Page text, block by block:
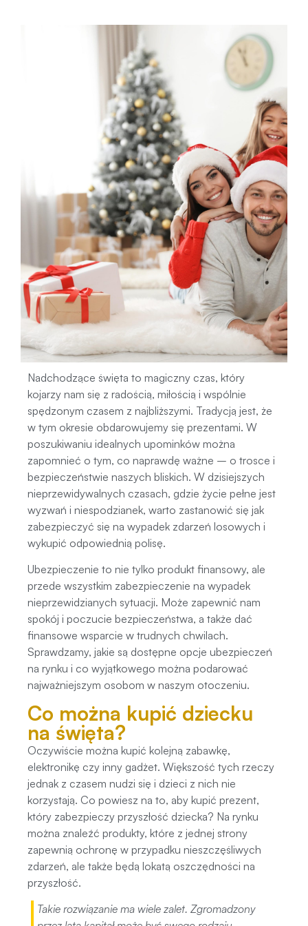
Nadchodzące święta to magiczny czas, który
kojarzy nam się z radością, miłością i wspólnie
spędzonym czasem z najbliższymi. Tradycją jest, że
w tym okresie obdarowujemy się prezentami. W
poszukiwaniu idealnych upominków można
zapomnieć o tym, co naprawdę ważne – o trosce i
bezpieczeństwie naszych bliskich. W dzisiejszych
nieprzewidywalnych czasach, gdzie życie pełne jest
wyzwań i niespodzianek, warto zastanowić się jak
zabezpieczyć się na wypadek zdarzeń losowych i
wykupić odpowiednią polisę.
Ubezpieczenie to nie tylko produkt finansowy, ale
przede wszystkim zabezpieczenie na wypadek
nieprzewidzianych sytuacji. Może zapewnić nam
spokój i poczucie bezpieczeństwa, a także dać
finansowe wsparcie w trudnych chwilach.
Sprawdzamy, jakie są dostępne opcje ubezpieczeń
na rynku i co wyjątkowego można podarować
najważniejszym osobom w naszym otoczeniu.
Co można kupić dziecku
na święta?
Oczywiście można kupić kolejną zabawkę,
elektronikę czy inny gadżet. Większość tych rzeczy
jednak z czasem nudzi się i dzieci z nich nie
korzystają. Co powiesz na to, aby kupić prezent,
który zabezpieczy przyszłość dziecka? Na rynku
można znaleźć produkty, które z jednej strony
zapewnią ochronę w przypadku nieszczęśliwych
zdarzeń, ale także będą lokatą oszczędności na
przyszłość.
Takie rozwiązanie ma wiele zalet. Zgromadzony